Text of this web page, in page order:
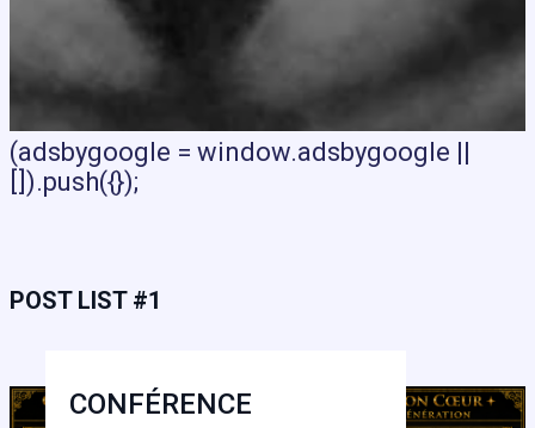
(adsbygoogle = window.adsbygoogle ||
[]).push({});
POST LIST #1
CONFÉRENCE